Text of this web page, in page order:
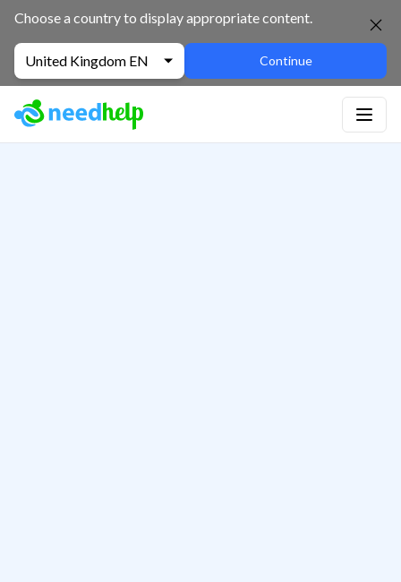
Choose a country to display appropriate content.
United Kingdom EN Continue